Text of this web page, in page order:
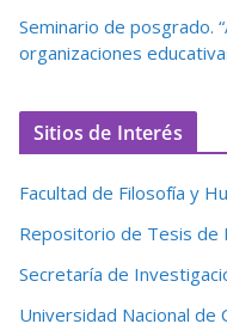
Seminario de posgrado.
organizaciones
Sitios de Interés
Facultad de Filosofía y
Repositorio de Tesis de
Secretaría de
Universidad Nacional de